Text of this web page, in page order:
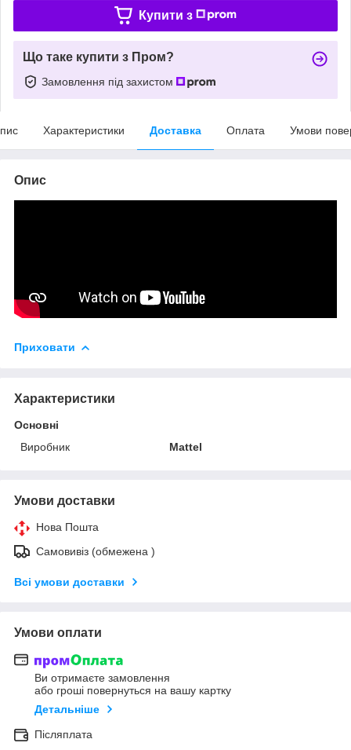
Купити з
Що таке купити з Пром?
Замовлення під захистом
Характеристики Доставка Оплата Умови
Опис
Приховати
Характеристики
Основні
Виробник
Mattel
Умови доставки
Нова Пошта
Самовивіз (обмежена )
Всі умови доставки
Умови оплати
Ви отримаєте замовлення
або гроші повернуться на вашу картку
Детальніше
Післяплата